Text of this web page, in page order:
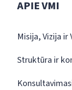
APIE VMI
Misija, Vizija ir
Struktūra ir